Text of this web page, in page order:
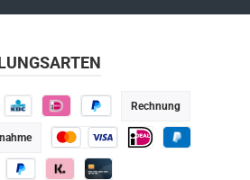
iDEALSpäter bezahlen
Rechnung
Kredit- oder Debitkarte